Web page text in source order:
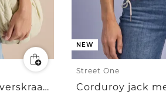
Eenvoudige blazer met reverskraag en knopen
NEW
Street One